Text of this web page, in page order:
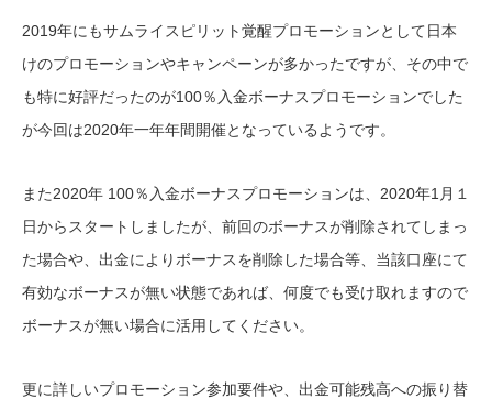
2019年にもサムライスピリット覚醒プロモーションとして日本
けのプロモーションやキャンペーンが多かったですが、その中で
も特に好評だったのが100％入金ボーナスプロモーションでした
が今回は2020年一年年間開催となっているようです。
また2020年 100％入金ボーナスプロモーションは、2020年1月１
日からスタートしましたが、前回のボーナスが削除されてしまっ
た場合や、出金によりボーナスを削除した場合等、当該口座にて
有効なボーナスが無い状態であれば、何度でも受け取れますので
ボーナスが無い場合に活用してください。
更に詳しいプロモーション参加要件や、出金可能残高への振り替